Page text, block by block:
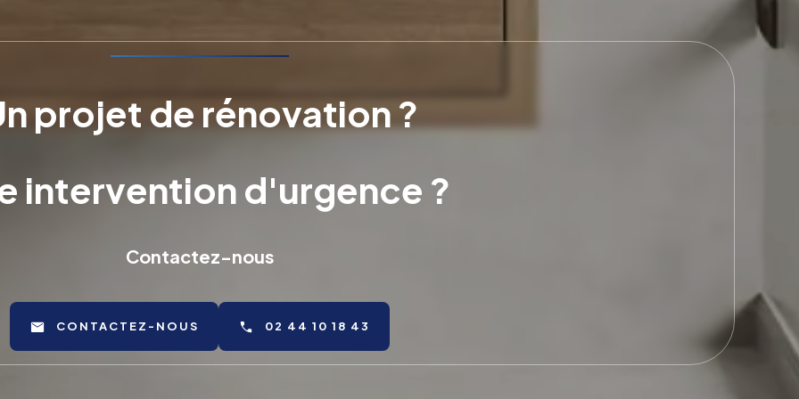
projet de rénovation ?
intervention d'urgence ?
Contactez-nous
CONTACTEZ-NOUS 02 44 10 18 43